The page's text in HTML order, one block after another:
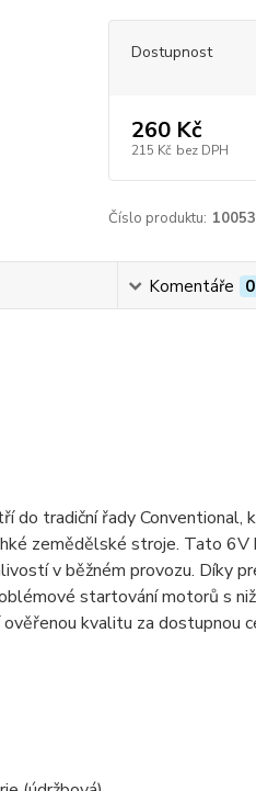
Dostupnost
260 Kč
215 Kč bez DPH
Číslo produktu:
Komentáře 0
do tradiční řady Conventional,
zemědělské stroje. Tato 6V
v běžném provozu. Díky
startování motorů s
kvalitu za dostupnou